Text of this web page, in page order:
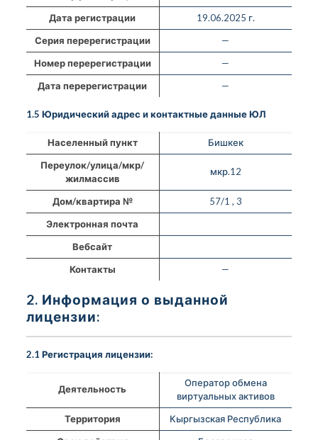
Дата регистрации
19.06.2025 г.
Серия перерегистрации
—
Номер перерегистрации
—
Дата перерегистрации
—
1.5 Юридический адрес и контактные данные ЮЛ
Населенный пункт
Бишкек
Переулок/улица/мкр/
жилмассив
мкр.12
Дом/квартира №
57/1 , 3
Электронная почта
Вебсайт
Контакты
—
2. Информация о выданной
лицензии:
2.1 Регистрация лицензии:
Деятельность
Оператор обмена
виртуальных активов
Территория
Кыргызская Республика